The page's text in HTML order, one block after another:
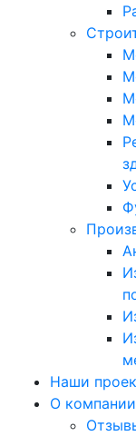
Наши
О компании